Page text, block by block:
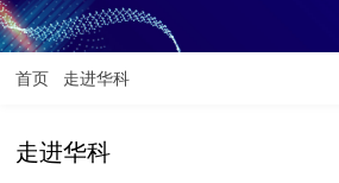
首页 走进华科
走进华科